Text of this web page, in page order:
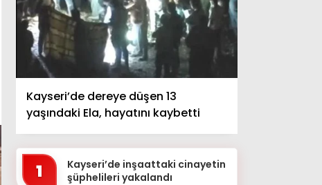
Kayseri’de dereye düşen 13
yaşındaki Ela, hayatını kaybetti
1
Kayseri’de inşaattaki cinayetin
şüphelileri yakalandı